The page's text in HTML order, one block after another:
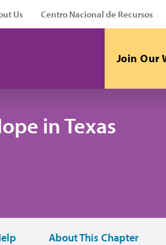
Us Centro Nacional de Recursos
Join Our
in Texas
About This Chapter